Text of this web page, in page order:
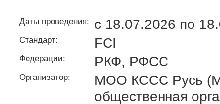
Даты проведения: c 18.07.2026 по
Стандарт: FCI
Федерации: РКФ, РФСС
Организатор:
МОО КССС Русь
общественная